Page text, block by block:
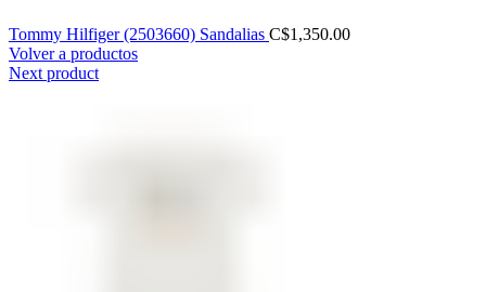
Tommy Hilfiger (2503660) Sandalias C$1,350.00
Volver a productos
Next product